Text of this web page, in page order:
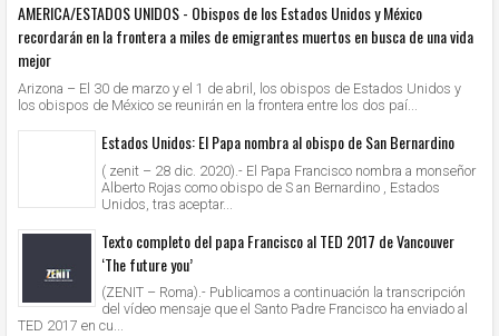
AMERICA/ESTADOS UNIDOS - Obispos de los Estados Unidos y México
recordarán en la frontera a miles de emigrantes muertos en busca de una vida
mejor
Arizona – El 30 de marzo y el 1 de abril, los obispos de Estados Unidos y
los obispos de México se reunirán en la frontera entre los dos paí...
Estados Unidos: El Papa nombra al obispo de San Bernardino
( zenit – 28 dic. 2020).- El Papa Francisco nombra a monseñor
Alberto Rojas como obispo de S an Bernardino , Estados
Unidos, tras aceptar...
Texto completo del papa Francisco al TED 2017 de Vancouver
‘The future you’
(ZENIT – Roma).- Publicamos a continuación la transcripción
del vídeo mensaje que el Santo Padre Francisco ha enviado al
TED 2017 en cu...